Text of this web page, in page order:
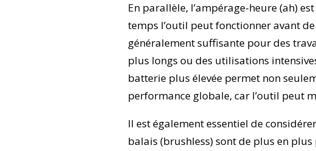
En parallèle, l’ampérage-heure (ah)
temps l’outil peut fonctionner avant
généralement suffisante pour des
plus longs ou des utilisations
batterie plus élevée permet non
performance globale, car l’outil peut
Il est également essentiel de
balais (brushless) sont de plus en